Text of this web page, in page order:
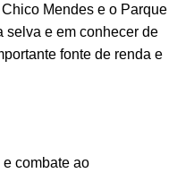
Mendes e o Parque
selva e em conhecer de
fonte de renda e
combate ao